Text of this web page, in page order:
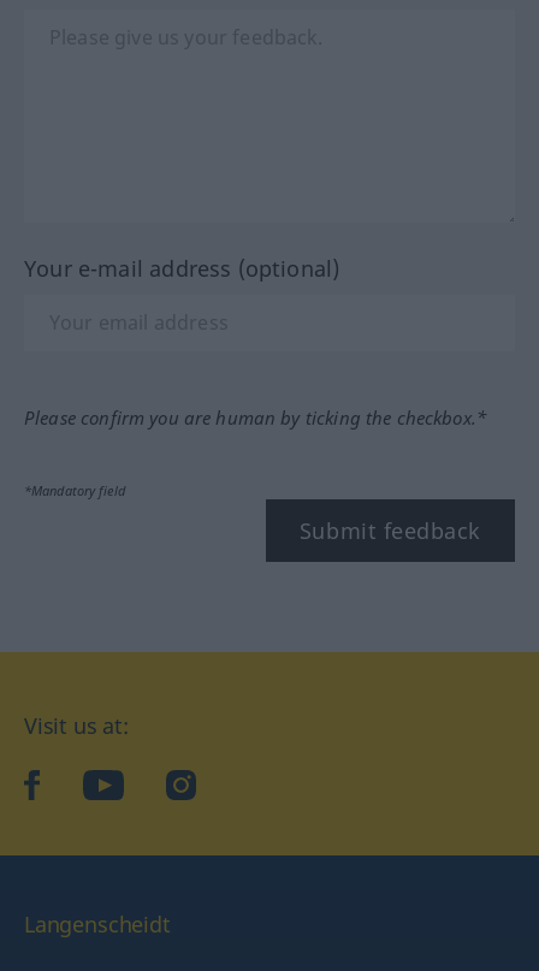
Your e-mail address (optional)
Please confirm you are human by ticking the checkbox.*
*Mandatory field
Submit feedback
Visit us at:
facebookYouTubeInstagram
Langenscheidt